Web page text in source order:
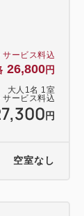
サービス料込
26,800円
大人 1 名 1 室
サービス料込
円
空室なし